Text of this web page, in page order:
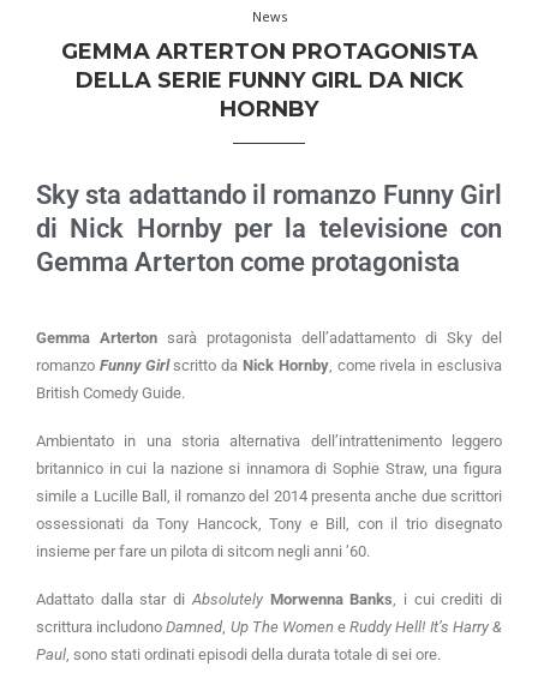
News
GEMMA ARTERTON PROTAGONISTA
DELLA SERIE FUNNY GIRL DA NICK
HORNBY
Sky sta adattando il romanzo Funny Girl
di Nick Hornby per la televisione con
Gemma Arterton come protagonista
Gemma Arterton sarà protagonista dell’adattamento di Sky del
romanzo Funny Girlscritto da Nick Hornby, come rivela in esclusiva
British Comedy Guide.
Ambientato in una storia alternativa dell’intrattenimento leggero
britannico in cui la nazione si innamora di Sophie Straw, una figura
simile a Lucille Ball, il romanzo del 2014 presenta anche due scrittori
ossessionati da Tony Hancock, Tony e Bill, con il trio disegnato
insieme per fare un pilota di sitcom negli anni ’60.
Adattato dalla star diAbsolutely Morwenna Banks, i cui crediti di
scrittura includonoDamned, Up The WomeneRuddy Hell! It’s Harry &
Paul, sono stati ordinati episodi della durata totale di sei ore.